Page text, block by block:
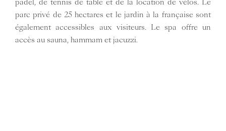
parc privé de 25 hectares et le jardin à la française sont
également accessibles aux visiteurs. Le spa offre un
accès au sauna, hammam et jacuzzi.